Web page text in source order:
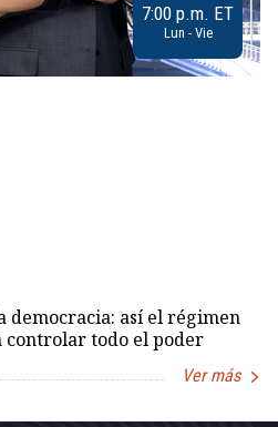
7:00 p.m. ET
Lun - Vie
democracia: así el régimen
todo el poder
Ver más